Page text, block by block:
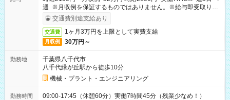
週 ※月収例を保証するものではありません。※給与即受取りサ
ービス利用可（利用条件有）
交通費別途支給あり
交通費 1ヶ月3万円を上限として実費支給
月収例 30万円～
勤務地
千葉県八千代市
八千代緑が丘駅から徒歩10分
機械・プラント・エンジニアリング
勤務時間 09:00-17:45（休憩60分）実働7時間45分（残業少なめ！）